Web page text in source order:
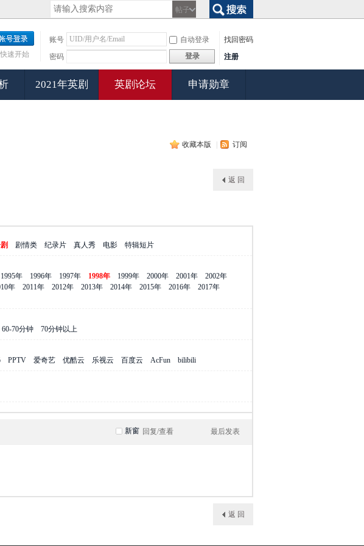
帖子
账号
自动登录
找回密码
密码
登录 注册
速开始
2021年英剧 英剧论坛 申请勋章
收藏本版 订阅
返 回
剧情类 纪录片 真人秀 电影 特辑短片
1995年 1996年 1997年 1998年 1999年 2000年 2001年
2002年
年 2011年 2012年 2013年 2014年 2015年 2016年
2017年
60-70分钟 70分钟以上
PPTV 爱奇艺 优酷云 乐视云 百度云 AcFun bilibili
新窗 回复/查看 最后发表
返 回